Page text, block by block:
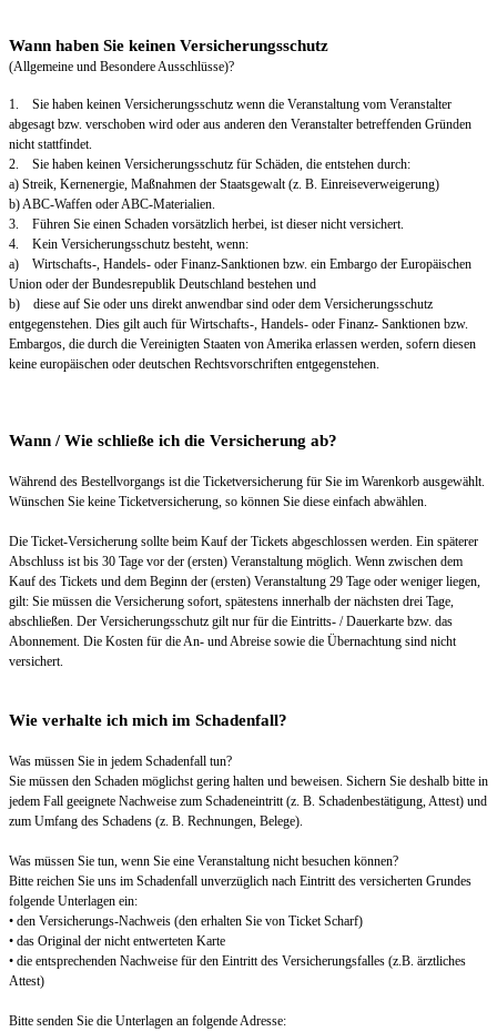
Wann haben Sie keinen Versicherungsschutz
(Allgemeine und Besondere Ausschlüsse)?
1. Sie haben keinen Versicherungsschutz wenn die Veranstaltung vom Veranstalter
abgesagt bzw. verschoben wird oder aus anderen den Veranstalter betreffenden Gründen
nicht stattfindet.
2. Sie haben keinen Versicherungsschutz für Schäden, die entstehen durch:
a) Streik, Kernenergie, Maßnahmen der Staatsgewalt (z. B. Einreiseverweigerung)
b) ABC-Waffen oder ABC-Materialien.
3. Führen Sie einen Schaden vorsätzlich herbei, ist dieser nicht versichert.
4. Kein Versicherungsschutz besteht, wenn:
a) Wirtschafts-, Handels- oder Finanz-Sanktionen bzw. ein Embargo der Europäischen
Union oder der Bundesrepublik Deutschland bestehen und
b) diese auf Sie oder uns direkt anwendbar sind oder dem Versicherungsschutz
entgegenstehen. Dies gilt auch für Wirtschafts-, Handels- oder Finanz- Sanktionen bzw.
Embargos, die durch die Vereinigten Staaten von Amerika erlassen werden, sofern diesen
keine europäischen oder deutschen Rechtsvorschriften entgegenstehen.
Wann / Wie schließe ich die Versicherung ab?
Während des Bestellvorgangs ist die Ticketversicherung für Sie im Warenkorb ausgewählt.
Wünschen Sie keine Ticketversicherung, so können Sie diese einfach abwählen.
Die Ticket-Versicherung sollte beim Kauf der Tickets abgeschlossen werden. Ein späterer
Abschluss ist bis 30 Tage vor der (ersten) Veranstaltung möglich. Wenn zwischen dem
Kauf des Tickets und dem Beginn der (ersten) Veranstaltung 29 Tage oder weniger liegen,
gilt: Sie müssen die Versicherung sofort, spätestens innerhalb der nächsten drei Tage,
abschließen. Der Versicherungsschutz gilt nur für die Eintritts- / Dauerkarte bzw. das
Abonnement. Die Kosten für die An- und Abreise sowie die Übernachtung sind nicht
versichert.
Wie verhalte ich mich im Schadenfall?
Was müssen Sie in jedem Schadenfall tun?
Sie müssen den Schaden möglichst gering halten und beweisen. Sichern Sie deshalb bitte in
jedem Fall geeignete Nachweise zum Schadeneintritt (z. B. Schadenbestätigung, Attest) und
zum Umfang des Schadens (z. B. Rechnungen, Belege).
Was müssen Sie tun, wenn Sie eine Veranstaltung nicht besuchen können?
Bitte reichen Sie uns im Schadenfall unverzüglich nach Eintritt des versicherten Grundes
folgende Unterlagen ein:
• den Versicherungs-Nachweis (den erhalten Sie von Ticket Scharf)
• das Original der nicht entwerteten Karte
• die entsprechenden Nachweise für den Eintritt des Versicherungsfalles (z.B. ärztliches
Attest)
Bitte senden Sie die Unterlagen an folgende Adresse: